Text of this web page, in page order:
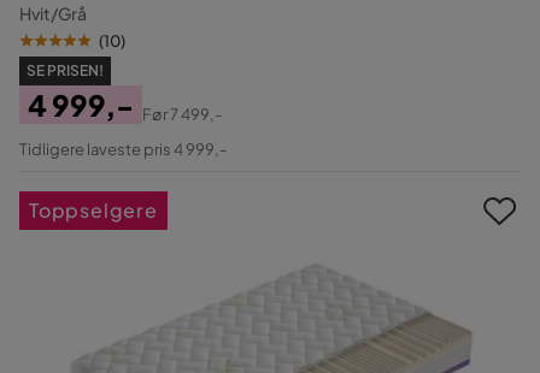
Hvit/Grå
(10)
SE PRISEN!
Pris
4 999,-
Original
Før7 499,-
Tidligere laveste pris 4 999,-
Toppselgere